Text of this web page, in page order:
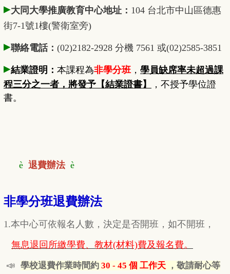
▸大同大學推廣教育中心地址： 104 台北市中山區德惠
街7-1號1樓(警衛室旁)
▸聯絡電話： (02)2182-2928 分機 7561 或(02)2585-3851
▸結業證明： 本課程為非學分班 ， 學員缺席率未超過課
程三分之一者，將發予【結業證書】
，不授予學位證
書。
è 退費辦法 è
非學分班退費辦法
1.本中心可依報名人數，決定是否開班，如不開班，
無息退回所繳學費、教材(材料)費及報名費。
📣 學校退費作業時間約 30 - 45 個 工作天 ，敬請耐心等